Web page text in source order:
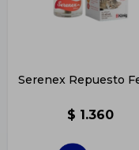
Serenex Repuesto
$ 1.360